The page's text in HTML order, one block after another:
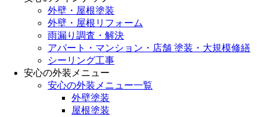
外壁・屋根塗装
外壁・屋根リフォーム
雨漏り調査・解決
アパート・マンション・店舗 塗装・大規模修繕
シーリング工事
安心の外装メニュー
安心の外装メニュー一覧
外壁塗装
屋根塗装